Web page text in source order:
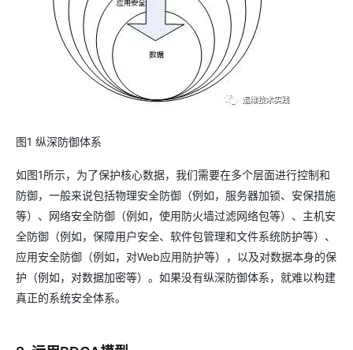
图1 纵深防御体系
如图1所示，为了保护核心数据，我们需要在多个层面进行控制和
防御，一般来说包括物理安全防御（例如，服务器加锁、安保措施
等）、网络安全防御（例如，使用防火墙过滤网络包等）、主机安
全防御（例如，保障用户安全、软件包管理和文件系统防护等）、
应用安全防御（例如，对Web应用防护等），以及对数据本身的保
护（例如，对数据加密等）。如果没有纵深防御体系，就难以构建
真正的系统安全体系。